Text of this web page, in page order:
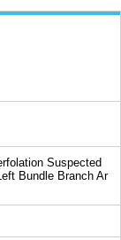
Suspected
Bundle Branch Ar